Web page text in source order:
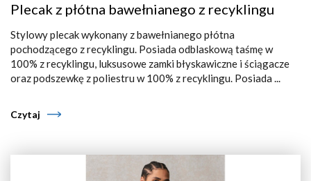
Plecak z płótna bawełnianego z recyklingu
Stylowy plecak wykonany z bawełnianego płótna
pochodzącego z recyklingu. Posiada odblaskową taśmę w
100% z recyklingu, luksusowe zamki błyskawiczne i ściągacze
oraz podszewkę z poliestru w 100% z recyklingu. Posiada ...
Czytaj